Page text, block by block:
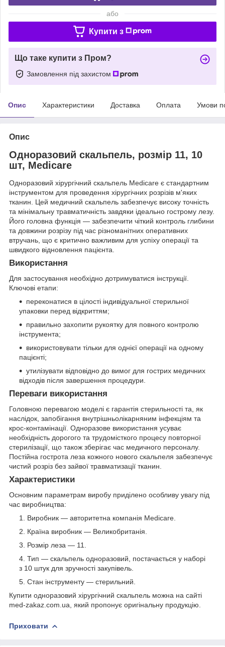
або
Купити з
Що таке купити з Пром?
Замовлення під захистом
Опис Характеристики Доставка Оплата Умови
Опис
Одноразовий скальпель, розмір 11, 10
шт, Medicare
Одноразовий хірургічний скальпель Medicare є стандартним
інструментом для проведення хірургічних розрізів м'яких
тканин. Цей медичний скальпель забезпечує високу точність
та мінімальну травматичність завдяки ідеально гострому лезу.
Його головна функція — забезпечити чіткий контроль глибини
та довжини розрізу під час різноманітних оперативних
втручань, що є критично важливим для успіху операції та
швидкого відновлення пацієнта.
Використання
Для застосування необхідно дотримуватися інструкції.
Ключові етапи:
переконатися в цілості індивідуальної стерильної
упаковки перед відкриттям;
правильно захопити рукоятку для повного контролю
інструмента;
використовувати тільки для однієї операції на одному
пацієнті;
утилізувати відповідно до вимог для гострих медичних
відходів після завершення процедури.
Переваги використання
Головною перевагою моделі є гарантія стерильності та, як
наслідок, запобігання внутрішньолікарняним інфекціям та
крос-контамінації. Одноразове використання усуває
необхідність дорогого та трудомісткого процесу повторної
стерилізації, що також зберігає час медичного персоналу.
Постійна гострота леза кожного нового скальпеля забезпечує
чистий розріз без зайвої травматизації тканин.
Характеристики
Основним параметрам виробу приділено особливу увагу під
час виробництва:
Виробник — авторитетна компанія Medicare.
Країна виробник — Великобританія.
Розмір леза — 11.
Тип — скальпель одноразовий, постачається у наборі
з 10 штук для зручності закупівель.
Стан інструменту — стерильний.
Купити одноразовий хірургічний скальпель можна на сайті
med-zakaz.com.ua, який пропонує оригінальну продукцію.
Приховати